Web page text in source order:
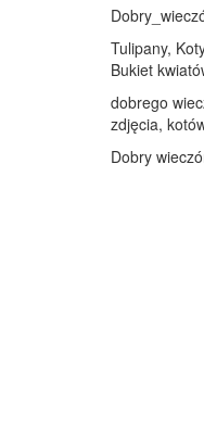
Tulipany,
Bukiet
dobrego
zdjęcia,
Dobry